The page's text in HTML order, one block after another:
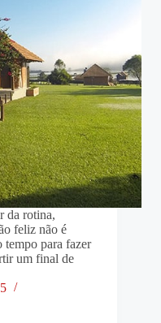
da rotina,
feliz não é
tempo para fazer
um final de